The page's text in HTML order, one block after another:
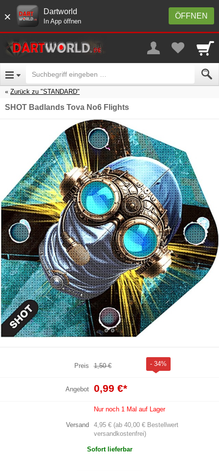
× ÖFFNEN
Dartworld
In App öffnen
Zurück zu "STANDARD"
SHOT Badlands Tova No6 Flights
Preis 1,50 € - 34%
Angebot 0,99 €*
Nur noch 1 Mal auf Lager
Versand
4,95 € (ab 40,00 € Bestellwert
versandkostenfrei)
Sofort lieferbar